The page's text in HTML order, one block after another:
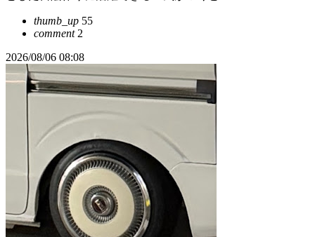
thumb_up 55
comment2
2026/08/06 08:08